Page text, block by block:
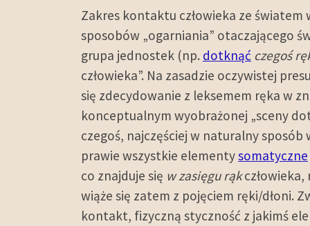
Zakres kontaktu człowieka ze
sposobów „ogarniania” otaczającego
grupa jednostek (np. dotknąć czegoś
człowieka”. Na zasadzie oczywistej
się zdecydowanie z leksemem ręka w
konceptualnym wyobrażonej „sceny
czegoś, najczęściej w naturalny
prawie wszystkie elementysomatyczne
co znajduje się w zasięgu rąkczłowieka,
wiąże się zatem z pojęciem ręki/dłoni.
kontakt, fizyczną styczność z jakimś